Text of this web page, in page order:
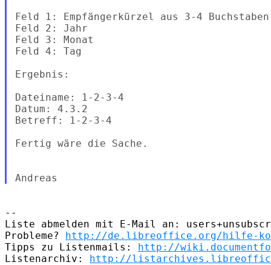
Feld 1: Empfängerkürzel aus 3-4 Buchstaben
Feld 2: Jahr
Feld 3: Monat
Feld 4: Tag
Ergebnis:
Dateiname: 1-2-3-4
Datum: 4.3.2
Betreff: 1-2-3-4
Fertig wäre die Sache.
--
Liste abmelden mit E-Mail an:
Probleme? http://de.libreoffice.org/hilfe-
Tipps zu Listenmails: http://
Listenarchiv: http://